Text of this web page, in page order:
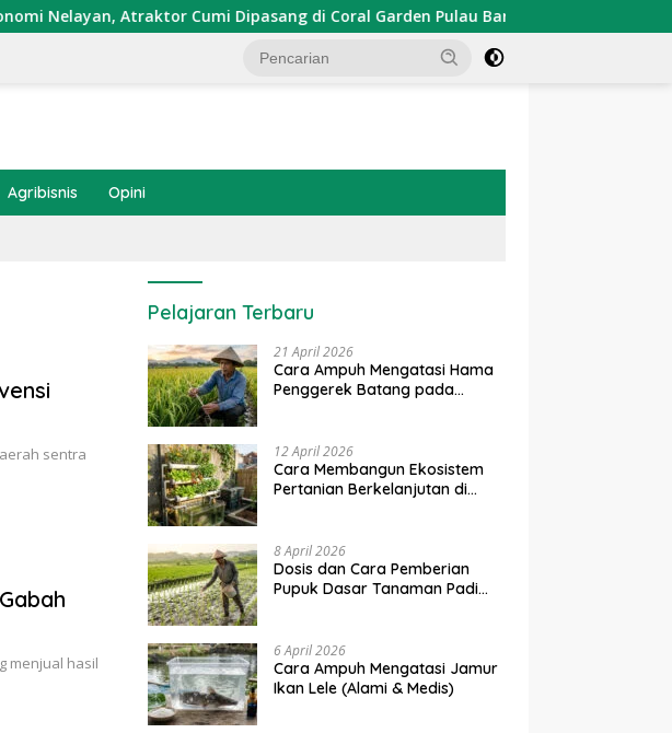
Atraktor Cumi Dipasang di Coral Garden Pulau Barrang Caddi
Agribisnis Opini
sentra
menjual hasil
Pelajaran Terbaru
21 April 2026
Cara Ampuh Mengatasi Hama
Penggerek Batang pada
12 April 2026
Cara Membangun Ekosistem
Pertanian Berkelanjutan di
8 April 2026
Dosis dan Cara Pemberian
Pupuk Dasar Tanaman Padi
6 April 2026
Cara Ampuh Mengatasi Jamur
Ikan Lele (Alami & Medis)